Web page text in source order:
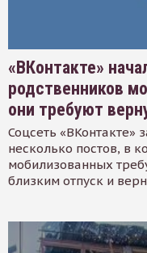
«ВКонтакте»
родственников
они требуют
Соцсеть «ВКонтакте»
несколько постов, в
мобилизованных
близким отпуск и